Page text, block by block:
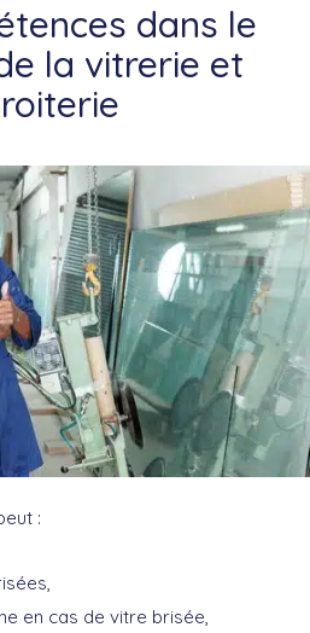
dans le
la vitrerie et
:
en cas de vitre brisée,